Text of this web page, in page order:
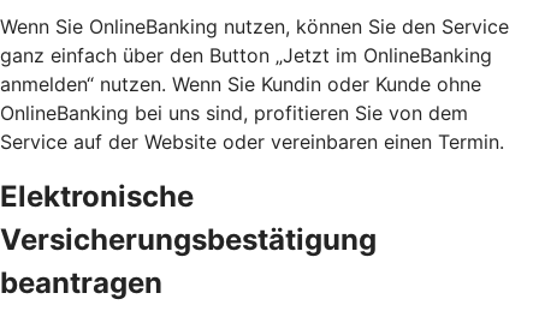
Wenn Sie OnlineBanking nutzen, können Sie den Service
ganz einfach über den Button „Jetzt im OnlineBanking
anmelden“ nutzen. Wenn Sie Kundin oder Kunde ohne
OnlineBanking bei uns sind, profitieren Sie von dem
Service auf der Website oder vereinbaren einen Termin.
Elektronische
Versicherungsbestätigung
beantragen